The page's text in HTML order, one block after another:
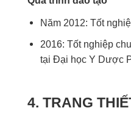
Năm 2012: Tốt
2016: Tốt nghiệp
tại Đại học Y Dược
4. TRANG